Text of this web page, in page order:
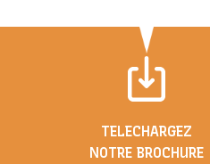
TELECHARGEZ
NOTRE BROCHURE